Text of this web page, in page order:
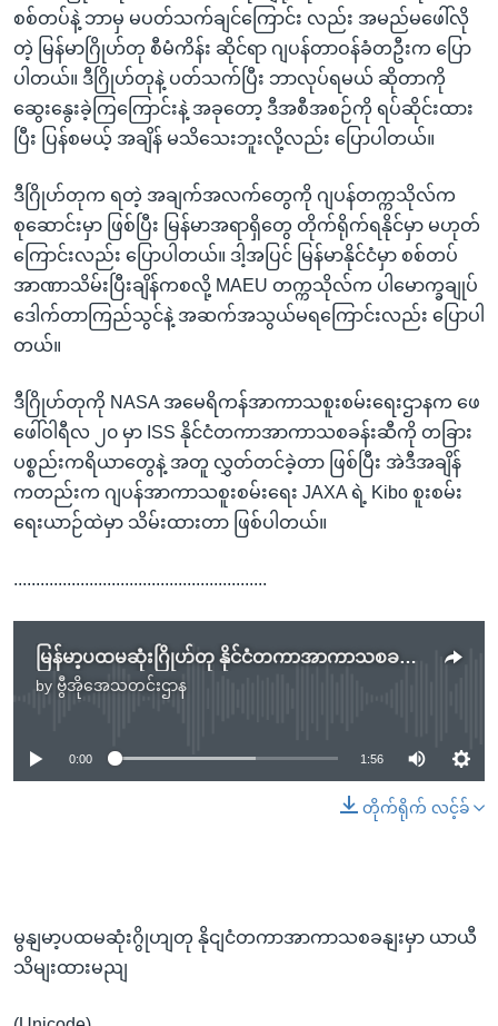
စစ်တပ်နဲ့ ဘာမှ မပတ်သက်ချင်ကြောင်း လည်း အမည်မဖေါ်လို
တဲ့ မြန်မာဂြိုဟ်တု စီမံကိန်း ဆိုင်ရာ ဂျပန်တာဝန်ခံတဦးက ပြော
ပါတယ်။ ဒီဂြိုဟ်တုနဲ့ ပတ်သက်ပြီး ဘာလုပ်ရမယ် ဆိုတာကို
ဆွေးနွေးခဲ့ကြကြောင်းနဲ့ အခုတော့ ဒီအစီအစဉ်ကို ရပ်ဆိုင်းထား
ပြီး ပြန်စမယ့် အချိန် မသိသေးဘူးလို့လည်း ပြောပါတယ်။
ဒီဂြိုဟ်တုက ရတဲ့ အချက်အလက်တွေကို ဂျပန်တက္ကသိုလ်က
စုဆောင်းမှာ ဖြစ်ပြီး မြန်မာအရာရှိတွေ တိုက်ရိုက်ရနိုင်မှာ မဟုတ်
ကြောင်းလည်း ပြောပါတယ်။ ဒါ့အပြင် မြန်မာနိုင်ငံမှာ စစ်တပ်
အာဏာသိမ်းပြီးချိန်ကစလို့ MAEU တက္ကသိုလ်က ပါမောက္ခချုပ်
ဒေါက်တာကြည်သွင်နဲ့ အဆက်အသွယ်မရကြောင်းလည်း ပြောပါ
တယ်။
ဒီဂြိုဟ်တုကို NASA အမေရိကန်အာကာသစူးစမ်းရေးဌာနက ဖေ
ဖေါ်ဝါရီလ ၂၀ မှာ ISS နိုင်ငံတကာအာကာသစခန်းဆီကို တခြား
ပစ္စည်းကရိယာတွေနဲ့ အတူ လွှတ်တင်ခဲ့တာ ဖြစ်ပြီး အဲဒီအချိန်
ကတည်းက ဂျပန်အာကာသစူးစမ်းရေး JAXA ရဲ့ Kibo စူးစမ်း
ရေးယာဉ်ထဲမှာ သိမ်းထားတာ ဖြစ်ပါတယ်။
.........................................................
မြန်မာ့ပထမဆုံးဂြိုဟ်တု နိုင်ငံတကာအာကာသစခန်းမှာ ယာယီသိမ်းထားမည်
by ဗွီအိုအေသတင်းဌာန
No media source currently available
0:00 1:56
တိုက်ရိုက် လင့်ခ်
မွနျမာ့ပထမဆုံးဂွိုဟျတု နိုငျငံတကာအာကာသစခနျးမှာ ယာယီ
သိမျးထားမညျ